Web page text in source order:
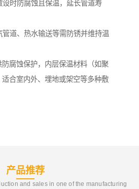
时防腐蚀且保温，延长管道寿
管道、热水输送等需防锈并维持温
腐蚀保护，内层保温材料（如聚
合室内外、埋地或架空等多种敷
产品推荐
and sales in one of the manufacturing